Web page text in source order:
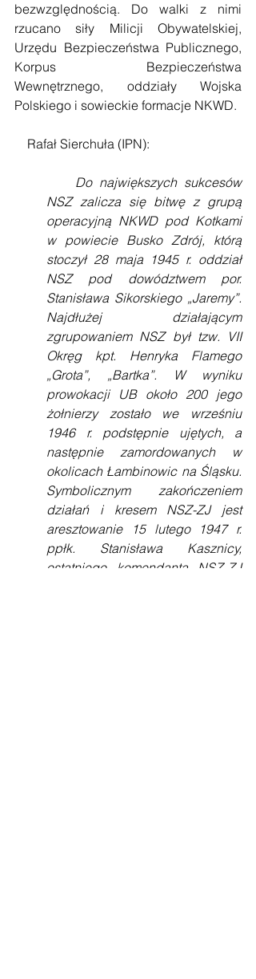
bezwzględnością. Do walki z nimi
rzucano siły Milicji Obywatelskiej,
Urzędu Bezpieczeństwa Publicznego,
Korpus Bezpieczeństwa
Wewnętrznego, oddziały Wojska
Polskiego i sowieckie formacje NKWD.
    Rafał Sierchuła (IPN):
NSZ zalicza się bitwę z grupą
operacyjną NKWD pod Kotkami
w powiecie Busko Zdrój, którą
stoczył 28 maja 1945 r. oddział
NSZ pod dowództwem por.
Stanisława Sikorskiego „Jaremy”.
Najdłużej działającym
zgrupowaniem NSZ był tzw. VII
Okręg kpt. Henryka Flamego
„Grota”, „Bartka”. W wyniku
prowokacji UB około 200 jego
żołnierzy zostało we wrześniu
1946 r. podstępnie ujętych, a
następnie zamordowanych w
okolicach Łambinowic na Śląsku.
Symbolicznym zakończeniem
działań i kresem NSZ-ZJ jest
aresztowanie 15 lutego 1947 r.
ppłk. Stanisława Kasznicy,
ostatniego komendanta NSZ-ZJ